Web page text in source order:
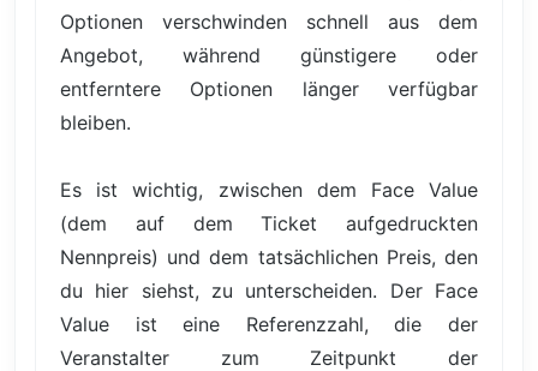
Optionen verschwinden schnell aus dem
Angebot, während günstigere oder
entferntere Optionen länger verfügbar
bleiben.
Es ist wichtig, zwischen dem Face Value
(dem auf dem Ticket aufgedruckten
Nennpreis) und dem tatsächlichen Preis, den
du hier siehst, zu unterscheiden. Der Face
Value ist eine Referenzzahl, die der
Veranstalter zum Zeitpunkt der